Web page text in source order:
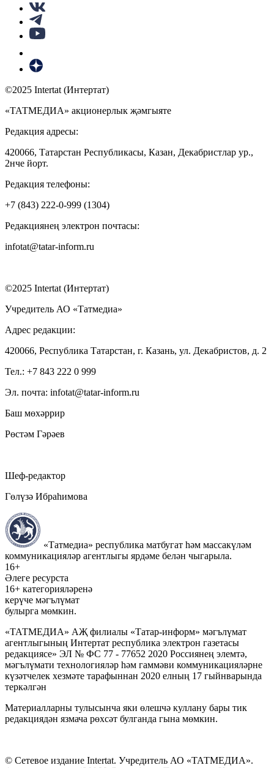
©2025 Intertat (Интертат)
«ТАТМЕДИА» акционерлык җәмгыяте
Редакция адресы:
420066, Татарстан Республикасы, Казан, Декабристлар ур.,
2нче йорт.
Редакция телефоны:
+7 (843) 222-0-999 (1304)
Редакциянең электрон почтасы:
infotat@tatar-inform.ru
©2025 Intertat (Интертат)
Учредитель АО «Татмедиа»
Адрес редакции:
420066, Республика Татарстан, г. Казань, ул. Декабристов, д. 2
Тел.: +7 843 222 0 999
Эл. почта: infotat@tatar-inform.ru
Баш мөхәррир
Рөстәм Гәрәев
Шеф-редактор
Гөлүзә Ибраһимова
«Татмедиа» республика матбугат һәм массакүләм
коммуникацияләр агентлыгы ярдәме белән чыгарыла.
16+
Әлеге ресурста
16+ категорияләренә
керүче мәгълүмат
булырга мөмкин.
«ТАТМЕДИА» АҖ филиалы «Татар-информ» мәгълүмат
агентлыгының Интертат республика электрон газетасы
редакциясе» ЭЛ № ФС 77 - 77652 2020 Россиянең элемтә,
мәгълүмати технологияләр һәм гаммәви коммуникацияләрне
күзәтчелек хезмәте тарафыннан 2020 елның 17 гыйнварында
теркәлгән
Материалларны тулысынча яки өлешчә куллану бары тик
редакциядән язмача рөхсәт булганда гына мөмкин.
© Сетевое издание Intertat. Учредитель АО «ТАТМЕДИА».